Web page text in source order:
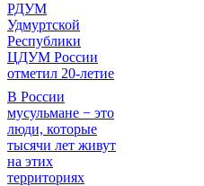
РДУМ
Удмуртской
Республики
ЦДУМ России
отметил 20-летие
В России
мусульмане − это
люди, которые
тысячи лет живут
на этих
территориях